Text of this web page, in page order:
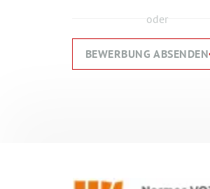
oder
BEWERBUNG ABSENDEN